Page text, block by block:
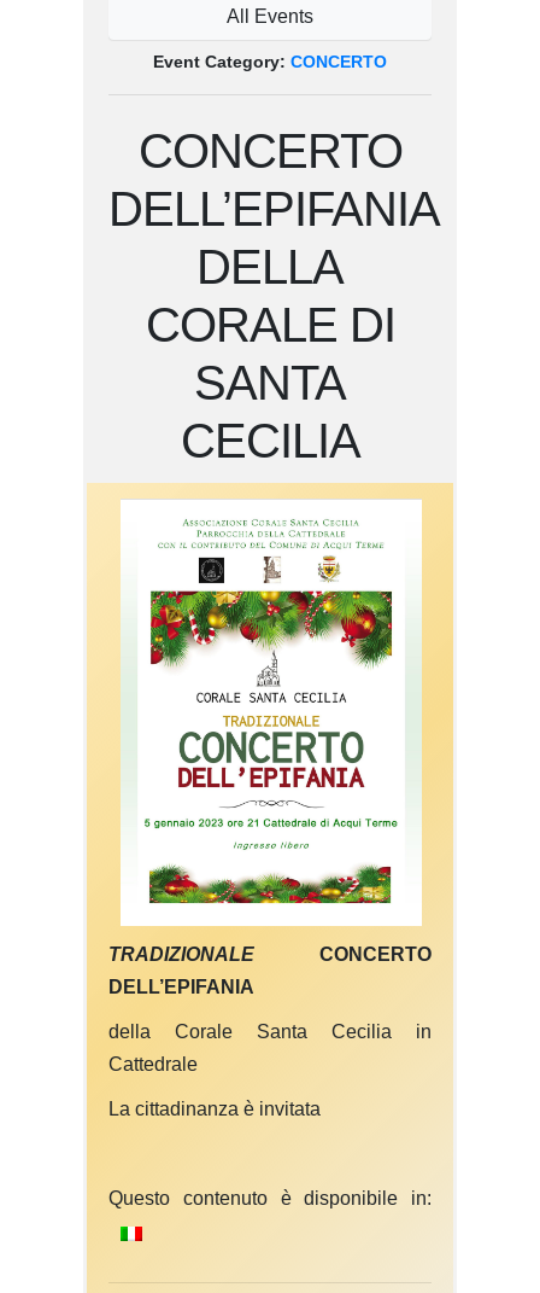
All Events
Event Category: CONCERTO
CONCERTO
DELL’EPIFANIA
DELLA
CORALE DI
SANTA
CECILIA
TRADIZIONALE CONCERTO
DELL’EPIFANIA
della Corale Santa Cecilia in
Cattedrale
La cittadinanza è invitata
Questo contenuto è disponibile in: